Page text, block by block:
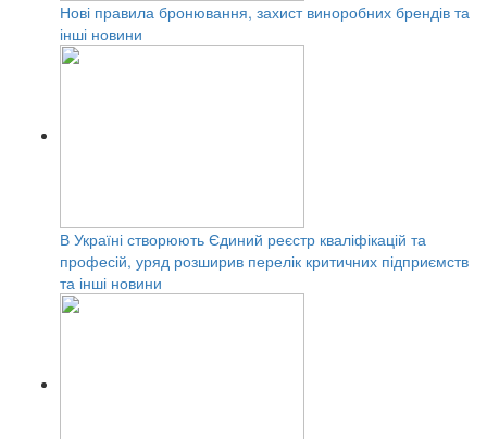
Нові правила бронювання, захист виноробних брендів та
інші новини
В Україні створюють Єдиний реєстр кваліфікацій та
професій, уряд розширив перелік критичних підприємств
та інші новини